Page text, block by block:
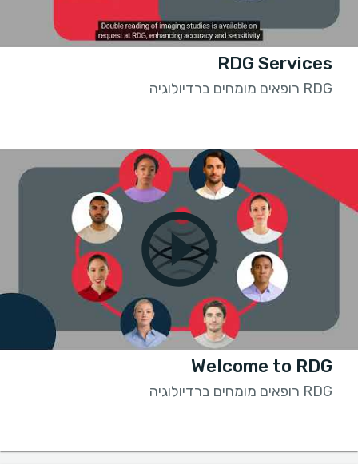
RDG Services
RDG רופאים מומחים ברדיולוגיה
Welcome to RDG
RDG רופאים מומחים ברדיולוגיה